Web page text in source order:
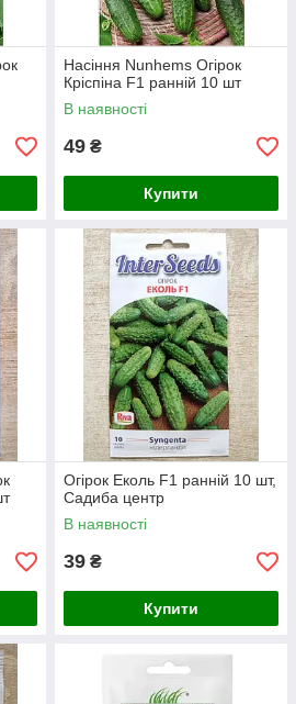
Насіння Nunhems Огірок
Кріспіна F1 ранній 10 шт
В наявності
49 ₴
Купити
Огірок Еколь F1 ранній 10 шт,
Садиба центр
В наявності
39 ₴
Купити